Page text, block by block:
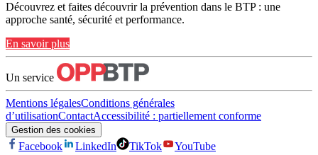
Découvrez et faites découvrir la prévention dans le BTP : une
approche santé, sécurité et performance.
En savoir plus
Un service
Mentions légalesConditions générales
d’utilisationContactAccessibilité : partiellement conforme
Gestion des cookies
Facebook LinkedIn TikTok
YouTube